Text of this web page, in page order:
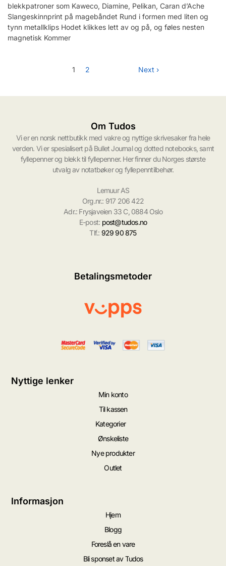
blekkpatroner som Kaweco, Diamine, Pelikan, Caran d’Ache
Slangeskinnprint på magebåndet Rund i formen med liten og
tynn metallklips Hodet klikkes lett av og på, og føles nesten
magnetisk Kommer
1 2 Next ›
Om Tudos
Vi er en norsk nettbutikk med vakre og nyttige skrivesaker fra hele
verden. Vi er spesialisert på Bullet Journal og dotted notebooks, samt
fyllepenner og blekk til fyllepenner. Her finner du Norges største
utvalg av notatbøker og fyllepenntilbehør.
Lemuur AS
Org.nr.: 917 206 422
Adr.: Frysjaveien 33 C, 0884 Oslo
E-post: post@tudos.no
Tlf.: 929 90 875
Betalingsmetoder
Nyttige lenker
Min konto
Til kassen
Kategorier
Ønskeliste
Nye produkter
Outlet
Informasjon
Hjem
Blogg
Foreslå en vare
Bli sponset av Tudos